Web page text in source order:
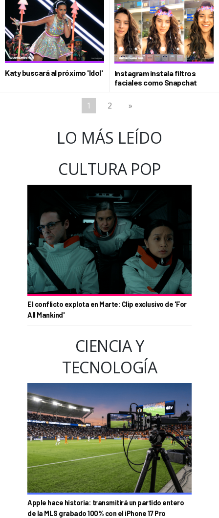
Katy buscará al próximo 'Idol'
Instagram instala filtros
faciales como Snapchat
1 2 »
LO MÁS LEÍDO
CULTURA POP
El conflicto explota en Marte: Clip exclusivo de 'For
All Mankind'
CIENCIA Y
TECNOLOGÍA
Apple hace historia: transmitirá un partido entero
de la MLS grabado 100% con el iPhone 17 Pro